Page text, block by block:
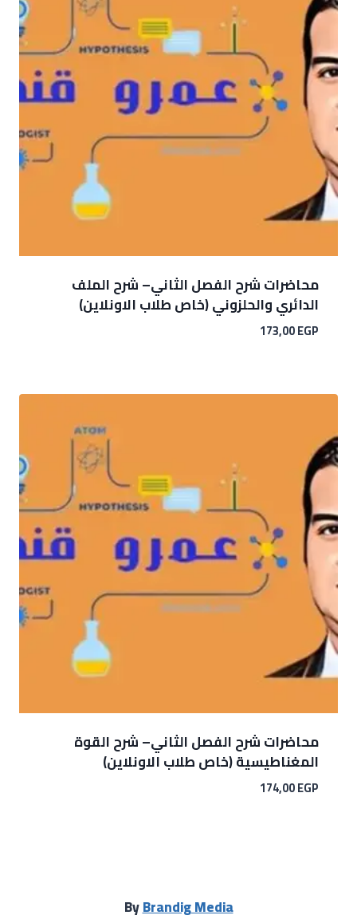
محاضرات شرح الفصل الثاني– شرح الملف
الدائري والحلزوني (خاص طلاب الاونلاين)
173,00EGP
محاضرات شرح الفصل الثاني– شرح القوة
المغناطيسية (خاص طلاب الاونلاين)
174,00EGP
ByBrandig Media